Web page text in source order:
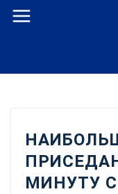
Перейти
МИНУТУ